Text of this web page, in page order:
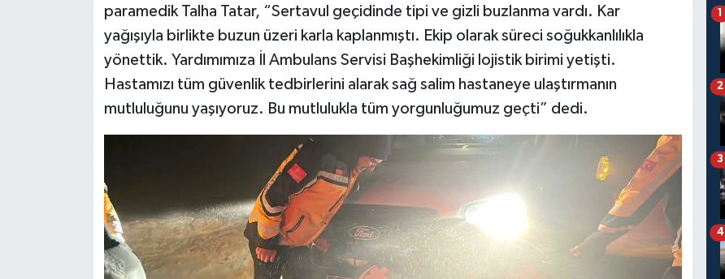
paramedik Talha Tatar, “Sertavul geçidinde tipi ve gizli buzlanma vardı. Kar
yağışıyla birlikte buzun üzeri karla kaplanmıştı. Ekip olarak süreci soğukkanlılıkla
yönettik. Yardımımıza İl Ambulans Servisi Başhekimliği lojistik birimi yetişti.
Hastamızı tüm güvenlik tedbirlerini alarak sağ salim hastaneye ulaştırmanın
mutluluğunu yaşıyoruz. Bu mutlulukla tüm yorgunluğumuz geçti” dedi.
1
2
3
4